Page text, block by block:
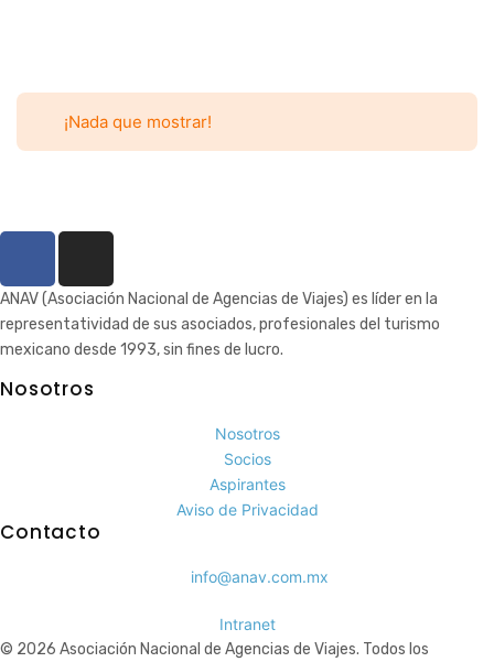
¡Nada que mostrar!
ANAV (Asociación Nacional de Agencias de Viajes) es líder en la
representatividad de sus asociados, profesionales del turismo
mexicano desde 1993, sin fines de lucro.
Nosotros
Nosotros
Socios
Aspirantes
Aviso de Privacidad
Contacto
info@anav.com.mx
Intranet
© 2026 Asociación Nacional de Agencias de Viajes. Todos los